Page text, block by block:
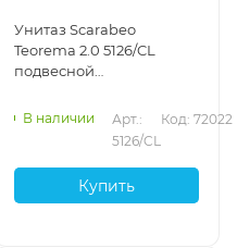
Унитаз Scarabeo
Teorema 2.0 5126/CL
подвесной
креплений и сиденья,
белый глянцевый
В наличии
Арт.:
5126/CL
Код: 72022
Купить